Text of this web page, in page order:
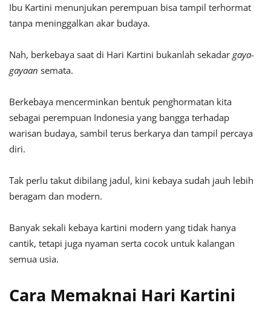
Ibu Kartini menunjukan perempuan bisa tampil terhormat
tanpa meninggalkan akar budaya.
Nah, berkebaya saat di Hari Kartini bukanlah sekadar gaya-
gayaan semata.
Berkebaya mencerminkan bentuk penghormatan kita
sebagai perempuan Indonesia yang bangga terhadap
warisan budaya, sambil terus berkarya dan tampil percaya
diri.
Tak perlu takut dibilang jadul, kini kebaya sudah jauh lebih
beragam dan modern.
Banyak sekali kebaya kartini modern yang tidak hanya
cantik, tetapi juga nyaman serta cocok untuk kalangan
semua usia.
Cara Memaknai Hari Kartini